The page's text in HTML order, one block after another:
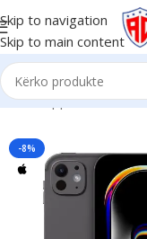
Skip to navigation
Skip to main content
Kreu/Apple/iPad
-8%